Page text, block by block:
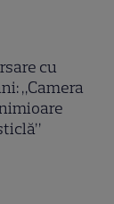
cu
„Camera